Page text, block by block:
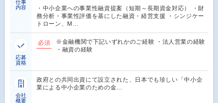
仕事
内容
・中小企業への事業性融資提案（短期～長期資金対応） ・財
務分析・事業性評価を基にした融資・経営支援 ・シンジケー
トローン、M…
応募
資格
必須
※金融機関で下記いずれかのご経験 ・法人営業の経験
・融資の経験
会社
概要
政府との共同出資にて設立された、日本でも珍しい「中小企
業による中小企業のための金…